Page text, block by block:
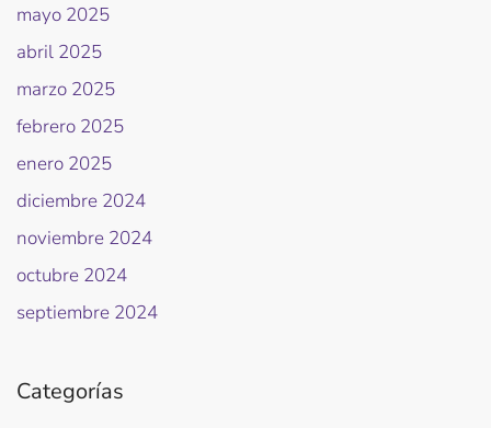
mayo 2025
abril 2025
marzo 2025
febrero 2025
enero 2025
diciembre 2024
noviembre 2024
octubre 2024
septiembre 2024
Categorías